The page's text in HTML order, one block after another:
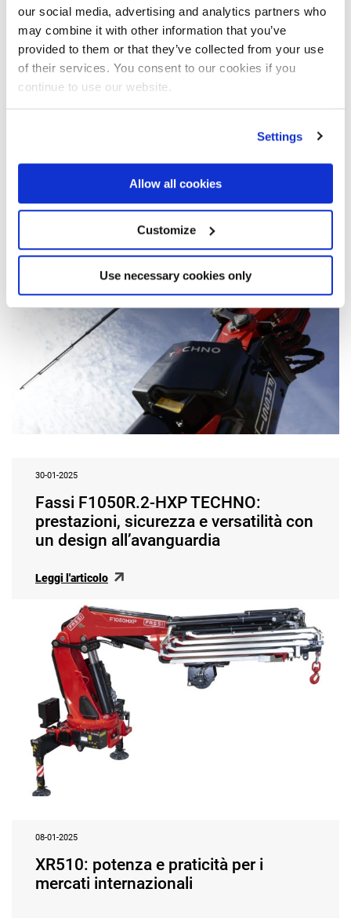
our social media, advertising and analytics partners who
may combine it with other information that you’ve
provided to them or that they’ve collected from your use
of their services. You consent to our cookies if you
continue to use our website.
Settings
Allow all cookies
Customize
Use necessary cookies only
partnership nell’acciaio fossil-free per
Leggi l'articolo
30-01-2025
Fassi F1050R.2-HXP TECHNO:
prestazioni, sicurezza e versatilità con
un design all’avanguardia
Leggi l'articolo
08-01-2025
XR510: potenza e praticità per i
mercati internazionali